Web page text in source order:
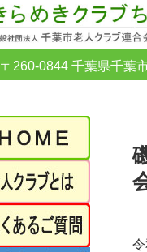
〒260-0844 千葉県千